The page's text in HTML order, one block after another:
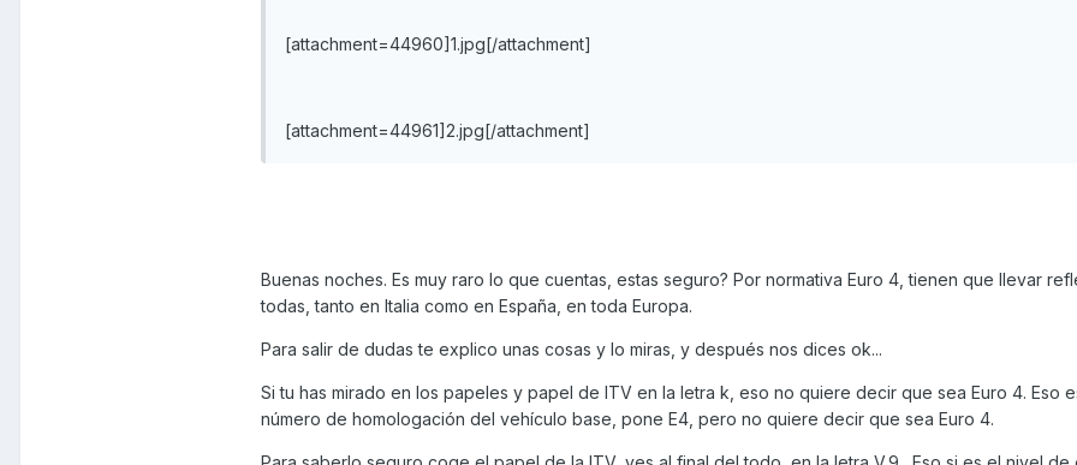
[attachment=44960]1.jpg[/attachment]
[attachment=44961]2.jpg[/attachment]
Buenas noches. Es muy raro lo que cuentas, estas seguro? Por normativa Euro 4, tienen que llevar
todas, tanto en Italia como en España, en toda Europa.
Para salir de dudas te explico unas cosas y lo miras, y después nos dices ok...
Si tu has mirado en los papeles y papel de ITV en la letra k, eso no quiere decir que sea Euro 4. Eso
número de homologación del vehículo base, pone E4, pero no quiere decir que sea Euro 4.